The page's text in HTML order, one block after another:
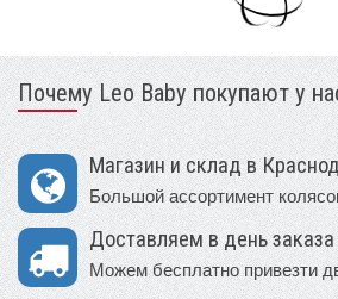
Почему Leo Baby покупают у
Магазин и склад в
Большой ассортимент
Доставляем в день заказа
Можем бесплатно привезти